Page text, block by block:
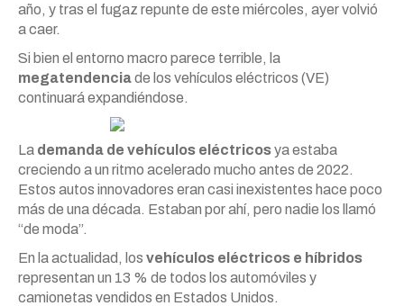
año, y tras el fugaz repunte de este miércoles, ayer volvió
a caer.
Si bien el entorno macro parece terrible, la
megatendenciade los vehículos eléctricos (VE)
continuará expandiéndose.
La demanda de vehículos eléctricosya estaba
creciendo a un ritmo acelerado mucho antes de 2022.
Estos autos innovadores eran casi inexistentes hace poco
más de una década. Estaban por ahí, pero nadie los llamó
“de moda”.
En la actualidad, los vehículos eléctricos e híbridos
representan un 13 % de todos los automóviles y
camionetas vendidos en Estados Unidos.